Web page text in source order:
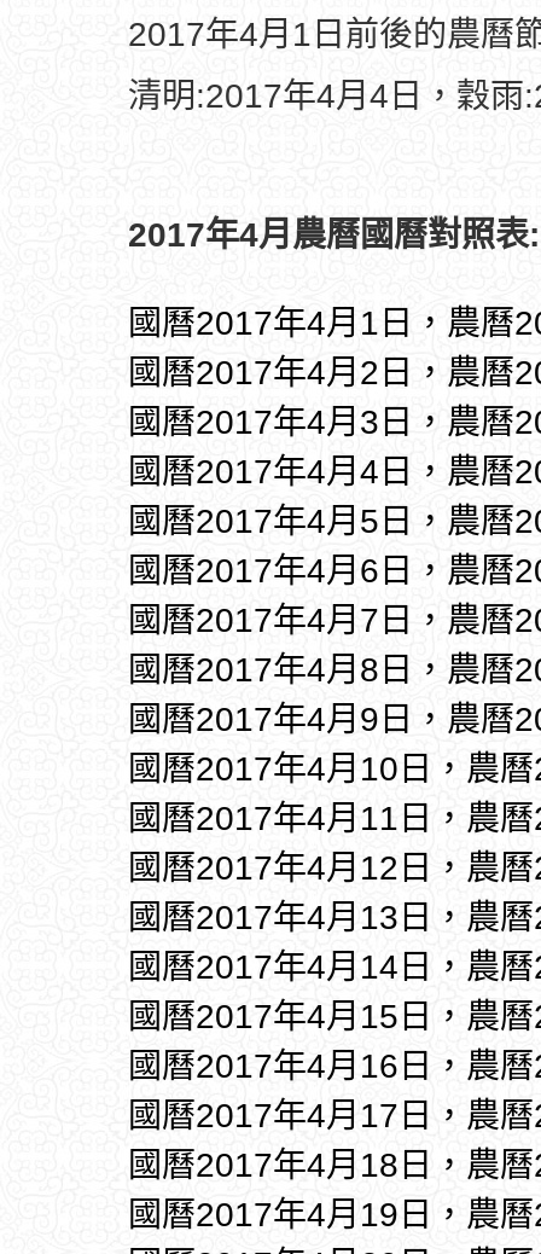
2017年4月1日前後的農曆
清明:2017年4月4日，穀雨
2017年4月農曆國曆對照表:
國曆2017年4月1日，農曆
國曆2017年4月2日，農曆
國曆2017年4月3日，農曆
國曆2017年4月4日，農曆
國曆2017年4月5日，農曆
國曆2017年4月6日，農曆
國曆2017年4月7日，農曆
國曆2017年4月8日，農曆
國曆2017年4月9日，農曆
國曆2017年4月10日，農
國曆2017年4月11日，農
國曆2017年4月12日，農
國曆2017年4月13日，農
國曆2017年4月14日，農
國曆2017年4月15日，農
國曆2017年4月16日，農
國曆2017年4月17日，農
國曆2017年4月18日，農
國曆2017年4月19日，農